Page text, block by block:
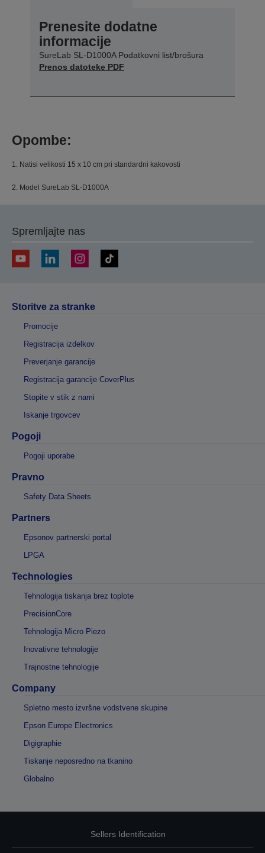
Prenesite dodatne
informacije
SureLab SL-D1000A Podatkovni list/brošura
Prenos datoteke PDF
Opombe:
1. Natisi velikosti 15 x 10 cm pri standardni kakovosti
2. Model SureLab SL-D1000A
Spremljajte nas
Storitve za stranke
Promocije
Registracija izdelkov
Preverjanje garancije
Registracija garancije CoverPlus
Stopite v stik z nami
Iskanje trgovcev
Pogoji
Pogoji uporabe
Pravno
Safety Data Sheets
Partners
Epsonov partnerski portal
LPGA
Technologies
Tehnologija tiskanja brez toplote
PrecisionCore
Tehnologija Micro Piezo
Inovativne tehnologije
Trajnostne tehnologije
Company
Spletno mesto izvršne vodstvene skupine
Epson Europe Electronics
Digigraphie
Tiskanje neposredno na tkanino
Globalno
Sellers Identification